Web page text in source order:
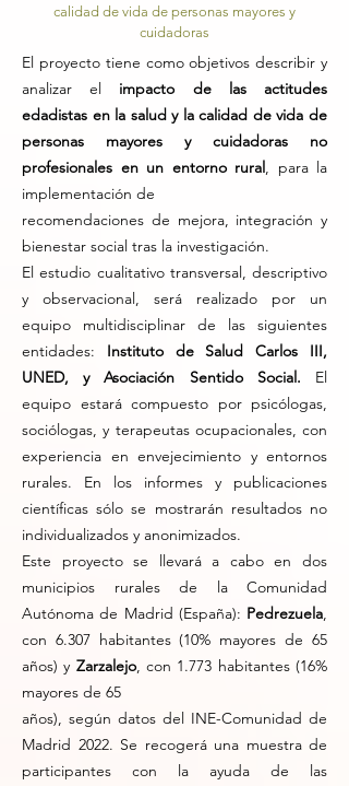
calidad de vida de personas mayores y
cuidadoras
El proyecto tiene como objetivos describir y
analizar el impacto de las actitudes
edadistas en la salud y la calidad de vida de
personas mayores y cuidadoras no
profesionales en un entorno rural, para la
implementación de
recomendaciones de mejora, integración y
bienestar social tras la investigación.
​El estudio cualitativo transversal, descriptivo
y observacional, será realizado por un
equipo multidisciplinar de las siguientes
entidades: Instituto de Salud Carlos III,
UNED, y Asociación Sentido Social. El
equipo estará compuesto por psicólogas,
sociólogas, y terapeutas ocupacionales, con
experiencia en envejecimiento y entornos
rurales. En los informes y publicaciones
científicas sólo se mostrarán resultados no
individualizados y anonimizados.
​Este proyecto se llevará a cabo en dos
municipios rurales de la Comunidad
Autónoma de Madrid (España): Pedrezuela,
con 6.307 habitantes (10% mayores de 65
años) y Zarzalejo, con 1.773 habitantes (16%
mayores de 65
años), según datos del INE-Comunidad de
Madrid 2022. Se recogerá una muestra de
participantes con la ayuda de las